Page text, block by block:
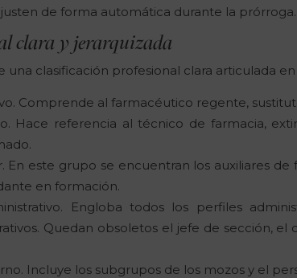
de forma automática durante la prórroga.
clara y jerarquizada
una clasificación profesional clara articulada
Comprende al farmacéutico regente,
Hace referencia al técnico de farmacia,
En este grupo se encuentran los auxiliares
en formación.
Engloba todos los perfiles
Quedan obsoletos el jefe de sección, el
Incluye los subgrupos de los mozos y el